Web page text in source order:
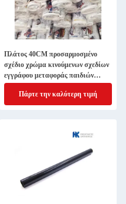
Πλάτος 40CM προσαρμοσμένο
σχέδιο χρώμα κινούμενων σχεδίων
εγγράφου μεταφοράς παιδιών
προσθετικό
Πάρτε την καλύτερη τιμή